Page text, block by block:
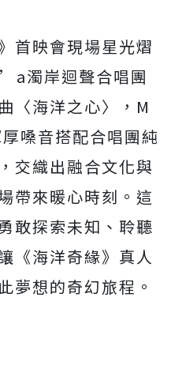
首映會現場星光熠
濁岸迴聲合唱團
〈海洋之心〉，M
嗓音搭配合唱團純
交織出融合文化與
帶來暖心時刻。 這
敢探索未知、聆聽
《海洋奇緣》真人
夢想的奇幻旅程。